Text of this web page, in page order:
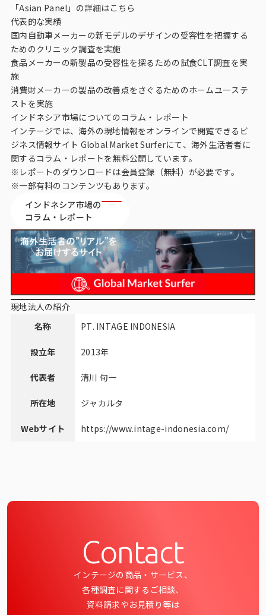
「Asian Panel」の詳細はこちら
代表的な実績
国内自動車メーカーの新モデルのデザインの受容性を把握する
ためのクリニック調査を実施
食品メーカーの新製品の受容性を探るための試食CLT調査を実
施
消費財メーカーの製品の改善点をさぐるためのホームユーステ
ストを実施
インドネシア市場についてのコラム・レポート
インテージでは、海外の現地情報をオンラインで閲覧できるビ
ジネス情報サイト Global Market Surferにて、海外生活者者に
関するコラム・レポートを無料公開しています。
※レポートのダウンロードは会員登録（無料）が必要です。
※一部有料のコンテンツもあります。
インドネシア市場の
コラム・レポート
現地法人の紹介
名称
PT. INTAGE INDONESIA
設立年 2013年
代表者 清川 旬一
所在地 ジャカルタ
Webサイト https://www.intage-indonesia.com/
Contact
インテージの商品・サービス、
各種調査に関するご相談、
資料請求やお見積り等は